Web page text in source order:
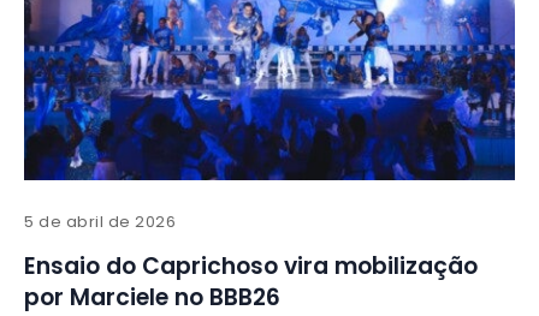
5 de abril de 2026
Ensaio do Caprichoso vira mobilização
por Marciele no BBB26